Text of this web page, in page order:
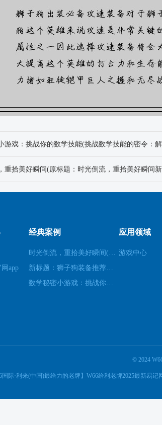
游戏：挑战你的数学技能(挑战数学技能的密令：
重拾美好瞬间(原标题：时光倒流，重拾美好瞬间
app
经典案例
时光倒流，重拾美好瞬间(原标题：时光倒流，重拾美好瞬间新标题：重温过去，再次感受美好)
新标题：狮子狗装备推荐，让你成为无敌战士！(狮子狗装备推荐——打造无敌战士！)
数学秘密小游戏：挑战你的数学技能(挑战数学技能的密令：解开数学秘密小游戏的谜题)
应用领域
游戏中心
© 2024
国际·利来(中国)最给力的老牌】W66给利老牌2025最新